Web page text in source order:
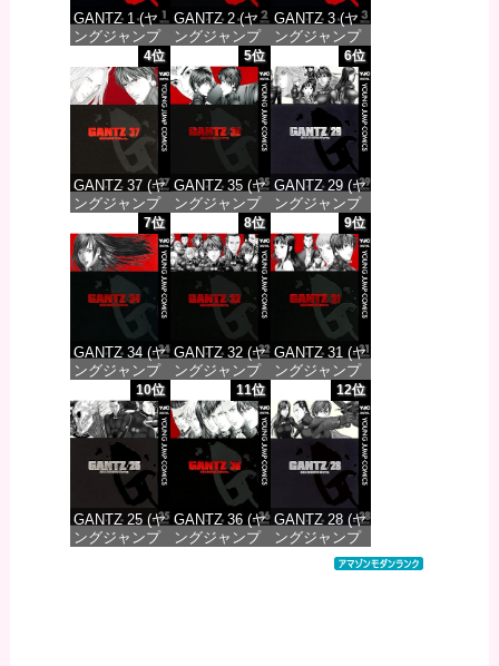
GANTZ 1 (ヤ
ングジャンプ
コミックス
DIGITAL)
価格：¥617
GANTZ 2 (ヤ
ングジャンプ
コミックス
DIGITAL)
価格：¥617
GANTZ 3 (ヤ
ングジャンプ
コミックス
DIGITAL)
価格：¥617
4位
GANTZ 37 (ヤ
ングジャンプ
コミックス
DIGITAL)
価格：¥647
5位
GANTZ 35 (ヤ
ングジャンプ
コミックス
DIGITAL)
価格：¥647
6位
GANTZ 29 (ヤ
ングジャンプ
コミックス
DIGITAL)
価格：¥647
7位
GANTZ 34 (ヤ
ングジャンプ
コミックス
DIGITAL)
価格：¥647
8位
GANTZ 32 (ヤ
ングジャンプ
コミックス
DIGITAL)
価格：¥647
9位
GANTZ 31 (ヤ
ングジャンプ
コミックス
DIGITAL)
価格：¥647
10位
GANTZ 25 (ヤ
ングジャンプ
11位
GANTZ 36 (ヤ
ングジャンプ
12位
GANTZ 28 (ヤ
ングジャンプ
コミックス